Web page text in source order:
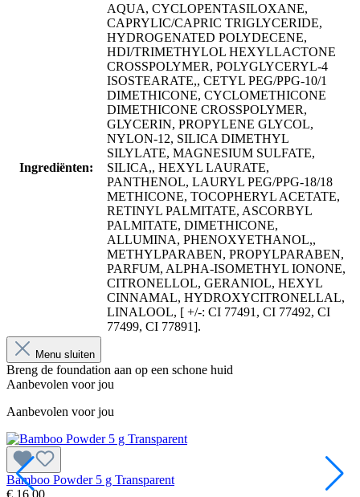
Ingrediënten:
AQUA, CYCLOPENTASILOXANE,
CAPRYLIC/CAPRIC TRIGLYCERIDE,
HYDROGENATED POLYDECENE,
HDI/TRIMETHYLOL HEXYLLACTONE
CROSSPOLYMER, POLYGLYCERYL-4
ISOSTEARATE,, CETYL PEG/PPG-10/1
DIMETHICONE, CYCLOMETHICONE
DIMETHICONE CROSSPOLYMER,
GLYCERIN, PROPYLENE GLYCOL,
NYLON-12, SILICA DIMETHYL
SILYLATE, MAGNESIUM SULFATE,
SILICA,, HEXYL LAURATE,
PANTHENOL, LAURYL PEG/PPG-18/18
METHICONE, TOCOPHERYL ACETATE,
RETINYL PALMITATE, ASCORBYL
PALMITATE, DIMETHICONE,
ALLUMINA, PHENOXYETHANOL,,
METHYLPARABEN, PROPYLPARABEN,
PARFUM, ALPHA-ISOMETHYL IONONE,
CITRONELLOL, GERANIOL, HEXYL
CINNAMAL, HYDROXYCITRONELLAL,
LINALOOL, [ +/-: CI 77491, CI 77492, CI
77499, CI 77891].
Menu sluiten
Breng de foundation aan op een schone huid
Aanbevolen voor jou
Aanbevolen voor jou
Bamboo Powder 5 g Transparent
€ 16,00